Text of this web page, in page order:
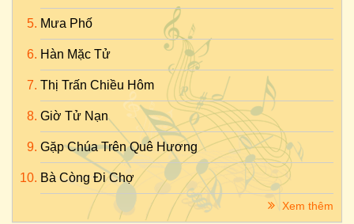
Mưa Phố
Hàn Mặc Tử
Thị Trấn Chiều Hôm
Giờ Tử Nạn
Gặp Chúa Trên Quê Hương
Bà Còng Đi Chợ
Xem thêm